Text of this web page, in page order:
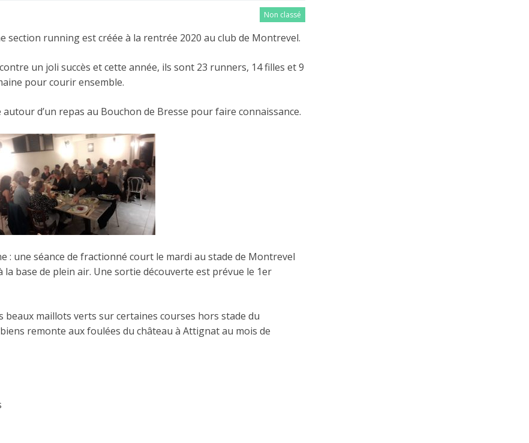
Non classé
section running est créée à la rentrée 2020 au club de Montrevel.
un joli succès et cette année, ils sont 23 runners, 14 filles et 9
pour courir ensemble.
d’un repas au Bouchon de Bresse pour faire connaissance.
: une séance de fractionné court le mardi au stade de Montrevel
base de plein air. Une sortie découverte est prévue le 1er
maillots verts sur certaines courses hors stade du
remonte aux foulées du château à Attignat au mois de